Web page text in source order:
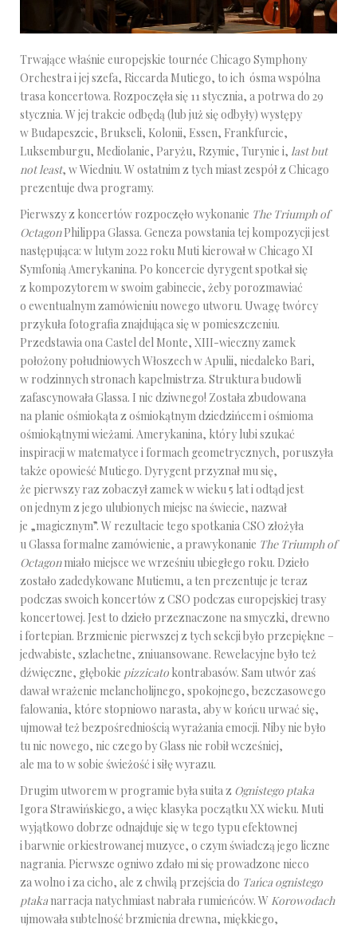
Trwające właśnie europejskie tournée Chicago Symphony
Orchestra i jej szefa, Riccarda Mutiego, to ich ósma wspólna
trasa koncertowa. Rozpoczęła się 11 stycznia, a potrwa do 29
stycznia. W jej trakcie odbędą (lub już się odbyły) występy
w Budapeszcie, Brukseli, Kolonii, Essen, Frankfurcie,
Luksemburgu, Mediolanie, Paryżu, Rzymie, Turynie i, last but
not least, w Wiedniu. W ostatnim z tych miast zespół z Chicago
prezentuje dwa programy.
Pierwszy z koncertów rozpoczęło wykonanie The Triumph of
OctagonPhilippa Glassa. Geneza powstania tej kompozycji jest
następująca: w lutym 2022 roku Muti kierował w Chicago XI
Symfonią Amerykanina. Po koncercie dyrygent spotkał się
z kompozytorem w swoim gabinecie, żeby porozmawiać
o ewentualnym zamówieniu nowego utworu. Uwagę twórcy
przykuła fotografia znajdująca się w pomieszczeniu.
Przedstawia ona Castel del Monte, XIII-wieczny zamek
położony południowych Włoszech w Apulii, niedaleko Bari,
w rodzinnych stronach kapelmistrza. Struktura budowli
zafascynowała Glassa. I nic dziwnego! Została zbudowana
na planie ośmiokąta z ośmiokątnym dziedzińcem i ośmioma
ośmiokątnymi wieżami. Amerykanina, który lubi szukać
inspiracji w matematyce i formach geometrycznych, poruszyła
także opowieść Mutiego. Dyrygent przyznał mu się,
że pierwszy raz zobaczył zamek w wieku 5 lat i odtąd jest
on jednym z jego ulubionych miejsc na świecie, nazwał
je „magicznym”. W rezultacie tego spotkania CSO złożyła
u Glassa formalne zamówienie, a prawykonanie The Triumph of
Octagonmiało miejsce we wrześniu ubiegłego roku. Dzieło
zostało zadedykowane Mutiemu, a ten prezentuje je teraz
podczas swoich koncertów z CSO podczas europejskiej trasy
koncertowej. Jest to dzieło przeznaczone na smyczki, drewno
i fortepian. Brzmienie pierwszej z tych sekcji było przepiękne –
jedwabiste, szlachetne, zniuansowane. Rewelacyjne było też
dźwięczne, głębokie pizzicato kontrabasów. Sam utwór zaś
dawał wrażenie melancholijnego, spokojnego, bezczasowego
falowania, które stopniowo narasta, aby w końcu urwać się,
ujmował też bezpośredniością wyrażania emocji. Niby nie było
tu nic nowego, nic czego by Glass nie robił wcześniej,
ale ma to w sobie świeżość i siłę wyrazu.
Drugim utworem w programie była suita z Ognistego ptaka
Igora Strawińskiego, a więc klasyka początku XX wieku. Muti
wyjątkowo dobrze odnajduje się w tego typu efektownej
i barwnie orkiestrowanej muzyce, o czym świadczą jego liczne
nagrania. Pierwsze ogniwo zdało mi się prowadzone nieco
za wolno i za cicho, ale z chwilą przejścia do Tańca ognistego
ptaka narracja natychmiast nabrała rumieńców. W Korowodach
ujmowała subtelność brzmienia drewna, miękkiego,